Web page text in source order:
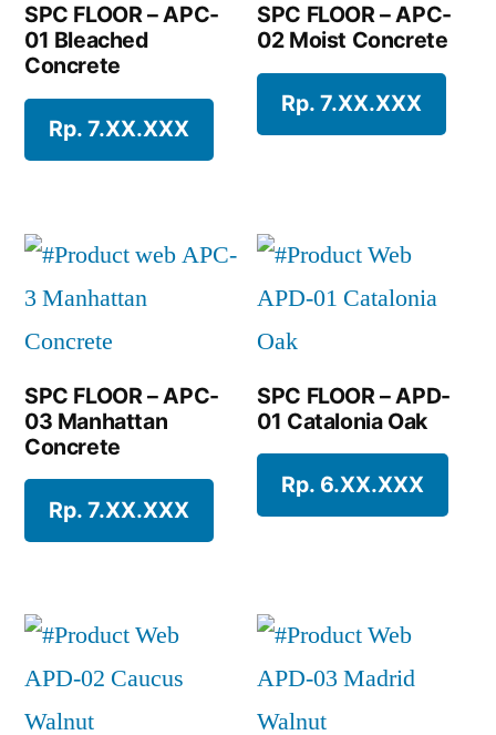
SPC FLOOR – APC-
01 Bleached
Concrete
Rp. 7.XX.XXX
SPC FLOOR – APC-
02 Moist Concrete
Rp. 7.XX.XXX
SPC FLOOR – APC-
03 Manhattan
Concrete
Rp. 7.XX.XXX
SPC FLOOR – APD-
01 Catalonia Oak
Rp. 6.XX.XXX